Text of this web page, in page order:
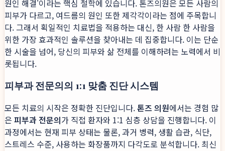
원인 해결'이라는 핵심 철학에 있습니다. 톤즈의원은 모든 사람의
피부가 다르고, 여드름의 원인 또한 제각각이라는 점에 주목합니
다. 그래서 획일적인 치료법을 적용하는 대신, 한 사람 한 사람을
위한 가장 효과적인 솔루션을 찾아내는 데 집중합니다. 이는 단순
한 시술을 넘어, 당신의 피부와 삶 전체를 이해하려는 노력에서 비
롯됩니다.
피부과 전문의의 1:1 맞춤 진단 시스템
모든 치료의 시작은 정확한 진단입니다.톤즈 의원에서는 경험 많
은 피부과 전문의가 직접 환자와 1:1 심층 상담을 진행합니다. 이
과정에서는 현재 피부 상태는 물론, 과거 병력, 생활 습관, 식단,
스트레스 수준, 사용하는 화장품까지 다각도로 분석합니다. 최신